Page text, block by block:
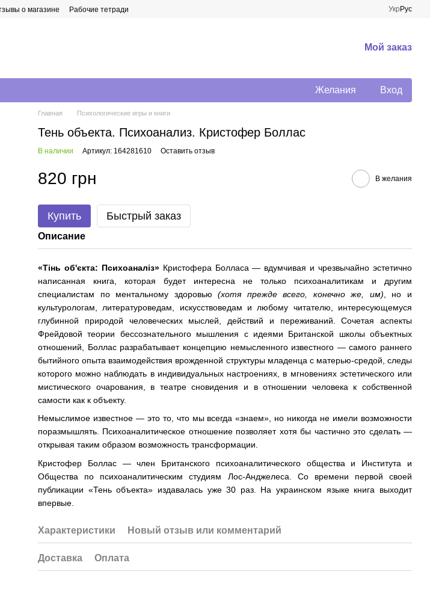
о магазине Рабочие тетради Укр Рус
Мой заказ
Желания Вход
Главная Психологические игры и книги
Тень объекта. Психоанализ. Кристофер Боллас
В наличии Артикул: 164281610 Оставить отзыв
820 грн В желания
Купить Быстрый заказ
Описание
«Тінь об'єкта: Психоаналіз»Кристофера Болласа — вдумчивая и чрезвычайно эстетично
написанная книга, которая будет интересна не только психоаналитикам и другим
специалистам по ментальному здоровью(хотя прежде всего, конечно же, им) , но и
культурологам, литературоведам, искусствоведам и любому читателю, интересующемуся
глубинной природой человеческих мыслей, действий и переживаний. Сочетая аспекты
Фрейдовой теории бессознательного мышления с идеями Британской школы объектных
отношений, Боллас разрабатывает концепцию немысленного известного — самого раннего
бытийного опыта взаимодействия врожденной структуры младенца с матерью-средой, следы
которого можно наблюдать в индивидуальных настроениях, в мгновениях эстетического или
мистического очарования, в театре сновидения и в отношении человека к собственной
самости как к объекту.
Немыслимое известное — это то, что мы всегда «знаем», но никогда не имели возможности
поразмышлять. Психоаналитическое отношение позволяет хотя бы частично это сделать —
открывая таким образом возможность трансформации.
Кристофер Боллас — член Британского психоаналитического общества и Института и
Общества по психоаналитическим студиям Лос-Анджелеса. Со времени первой своей
публикации «Тень объекта» издавалась уже 30 раз. На украинском языке книга выходит
впервые.
Характеристики Новый отзыв или комментарий
Доставка Оплата